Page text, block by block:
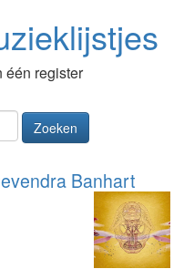
één register
Zoeken
Banhart